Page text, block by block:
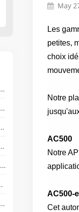
May
Les
petites,
choix
Notre
AC500
Notre
AC500-
Cet